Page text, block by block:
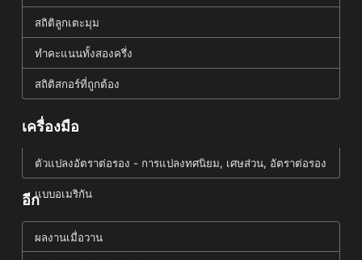
สถิติลูกเตะมุม
ทำคะแนนทั้งสองครึ่ง
สถิติสกอร์ที่ถูกต้อง
เครื่องมือ
ตัวแปลงอัตราต่อรอง - การแปลงทศนิยม, เศษส่วน, อัตราต่อรอง
แบบอเมริกัน
อีก
ผลงานเมื่อวาน